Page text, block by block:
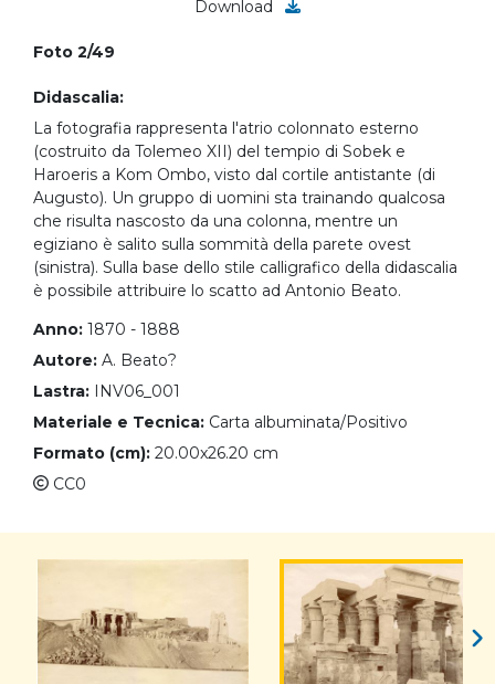
Download
Foto 2/49
Didascalia:
La fotografia rappresenta l'atrio colonnato esterno
(costruito da Tolemeo XII) del tempio di Sobek e
Haroeris a Kom Ombo, visto dal cortile antistante (di
Augusto). Un gruppo di uomini sta trainando qualcosa
che risulta nascosto da una colonna, mentre un
egiziano è salito sulla sommità della parete ovest
(sinistra). Sulla base dello stile calligrafico della didascalia
è possibile attribuire lo scatto ad Antonio Beato.
Anno: 1870 - 1888
Autore: A. Beato?
Lastra: INV06_001
Materiale e Tecnica: Carta albuminata/Positivo
Formato (cm): 20.00x26.20 cm
CC0